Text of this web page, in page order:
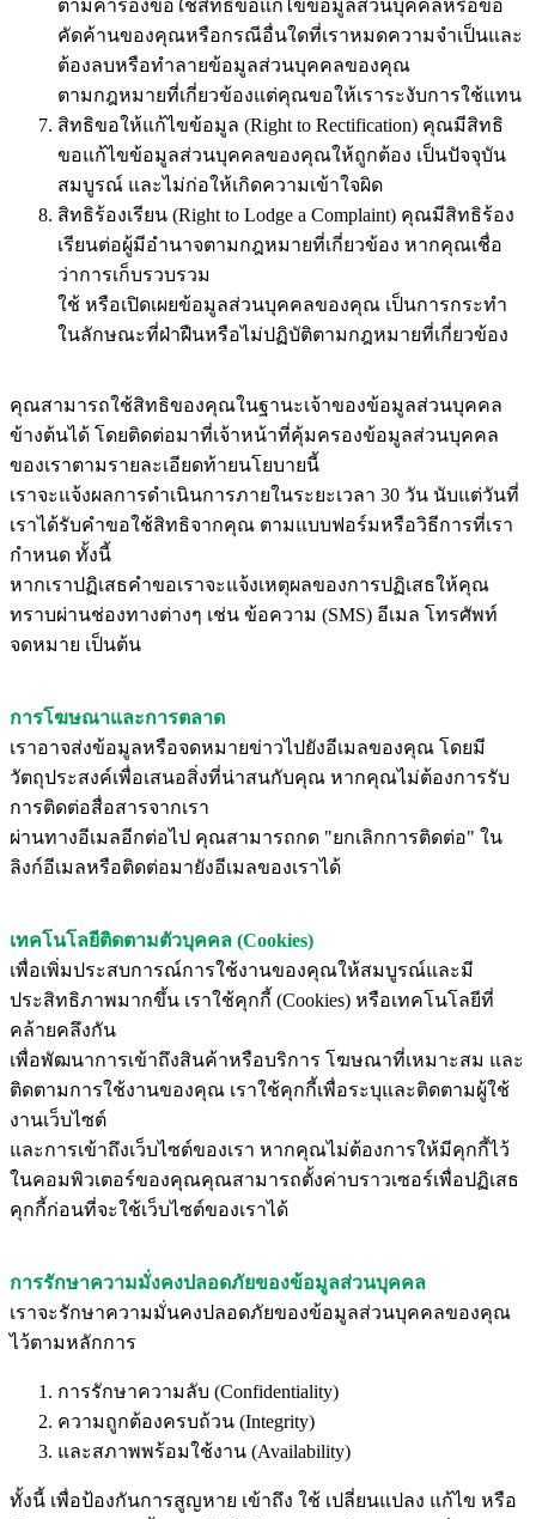
ตามคำร้องขอใช้สิทธิขอแก้ไขข้อมูลส่วนบุคคลหรือขอ
คัดค้านของคุณหรือกรณีอื่นใดที่เราหมดความจำเป็นและ
ต้องลบหรือทำลายข้อมูลส่วนบุคคลของคุณ
ตามกฎหมายที่เกี่ยวข้องแต่คุณขอให้เราระงับการใช้แทน
สิทธิขอให้แก้ไขข้อมูล (Right to Rectification) คุณมีสิทธิ
ขอแก้ไขข้อมูลส่วนบุคคลของคุณให้ถูกต้อง เป็นปัจจุบัน
สมบูรณ์ และไม่ก่อให้เกิดความเข้าใจผิด
สิทธิร้องเรียน (Right to Lodge a Complaint) คุณมีสิทธิร้อง
เรียนต่อผู้มีอำนาจตามกฎหมายที่เกี่ยวข้อง หากคุณเชื่อ
ว่าการเก็บรวบรวม
ใช้ หรือเปิดเผยข้อมูลส่วนบุคคลของคุณ เป็นการกระทำ
ในลักษณะที่ฝ่าฝืนหรือไม่ปฏิบัติตามกฎหมายที่เกี่ยวข้อง
คุณสามารถใช้สิทธิของคุณในฐานะเจ้าของข้อมูลส่วนบุคคล
ข้างต้นได้ โดยติดต่อมาที่เจ้าหน้าที่คุ้มครองข้อมูลส่วนบุคคล
ของเราตามรายละเอียดท้ายนโยบายนี้
เราจะแจ้งผลการดำเนินการภายในระยะเวลา 30 วัน นับแต่วันที่
เราได้รับคำขอใช้สิทธิจากคุณ ตามแบบฟอร์มหรือวิธีการที่เรา
กำหนด ทั้งนี้
หากเราปฏิเสธคำขอเราจะแจ้งเหตุผลของการปฏิเสธให้คุณ
ทราบผ่านช่องทางต่างๆ เช่น ข้อความ (SMS) อีเมล โทรศัพท์
จดหมาย เป็นต้น
การโฆษณาและการตลาด
เราอาจส่งข้อมูลหรือจดหมายข่าวไปยังอีเมลของคุณ โดยมี
วัตถุประสงค์เพื่อเสนอสิ่งที่น่าสนกับคุณ หากคุณไม่ต้องการรับ
การติดต่อสื่อสารจากเรา
ผ่านทางอีเมลอีกต่อไป คุณสามารถกด "ยกเลิกการติดต่อ" ใน
ลิงก์อีเมลหรือติดต่อมายังอีเมลของเราได้
เทคโนโลยีติดตามตัวบุคคล (Cookies)
เพื่อเพิ่มประสบการณ์การใช้งานของคุณให้สมบูรณ์และมี
ประสิทธิภาพมากขึ้น เราใช้คุกกี้ (Cookies) หรือเทคโนโลยีที่
คล้ายคลึงกัน
เพื่อพัฒนาการเข้าถึงสินค้าหรือบริการ โฆษณาที่เหมาะสม และ
ติดตามการใช้งานของคุณ เราใช้คุกกี้เพื่อระบุและติดตามผู้ใช้
งานเว็บไซต์
และการเข้าถึงเว็บไซต์ของเรา หากคุณไม่ต้องการให้มีคุกกี้ไว้
ในคอมพิวเตอร์ของคุณคุณสามารถตั้งค่าบราวเซอร์เพื่อปฏิเสธ
คุกกี้ก่อนที่จะใช้เว็บไซต์ของเราได้
การรักษาความมั่งคงปลอดภัยของข้อมูลส่วนบุคคล
เราจะรักษาความมั่นคงปลอดภัยของข้อมูลส่วนบุคคลของคุณ
ไว้ตามหลักการ
การรักษาความลับ (Confidentiality)
ความถูกต้องครบถ้วน (Integrity)
และสภาพพร้อมใช้งาน (Availability)
ทั้งนี้ เพื่อป้องกันการสูญหาย เข้าถึง ใช้ เปลี่ยนแปลง แก้ไข หรือ